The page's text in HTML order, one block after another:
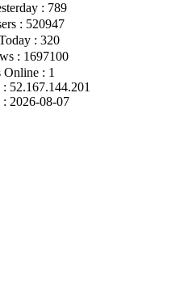
: 789
: 520947
: 320
: 1697100
: 1
52.167.144.201
: 2026-08-07